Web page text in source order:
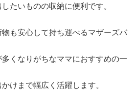
たいものの収納に便利です。
も安心して持ち運べるマザーズバ
くなりがちなママにおすすめの一
けまで幅広く活躍します。